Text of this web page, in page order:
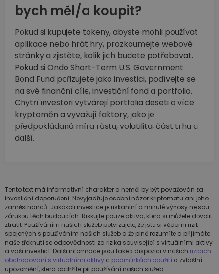
bych měl/a koupit?
Pokud si kupujete tokeny, abyste mohli používat
aplikace nebo hrát hry, prozkoumejte webové
stránky a zjistěte, kolik jich budete potřebovat.
Pokud si Ondo Short-Term U.S. Government
Bond Fund pořizujete jako investici, podívejte se
na své finanční cíle, investiční fond a portfolio.
Chytří investoři vytvářejí portfolia deseti a více
kryptoměn a vyvažují faktory, jako je
předpokládaná míra růstu, volatilita, část trhu a
další.
Tento text má informativní charakter a neměl by být považován za
investiční doporučení. Nevyjadřuje osobní názor Kriptomatu ani jeho
zaměstnanců. Jakákoli investice je riskantní a minulé výnosy nejsou
zárukou těch budoucích. Riskujte pouze aktiva, která si můžete dovolit
ztratit. Používáním našich služeb potvrzujete, že jste si vědomi rizik
spojených s používáním našich služeb a že plně rozumíte a přijímáte
naše zřeknutí se odpovědnosti za rizika související s virtuálními aktivy
a vaší investicí. Další informace jsou také k dispozici v našich rizicích
obchodování s virtuálními aktivy a podmínkách použití a zvláštní
upozornění, která obdržíte při používání našich služeb.